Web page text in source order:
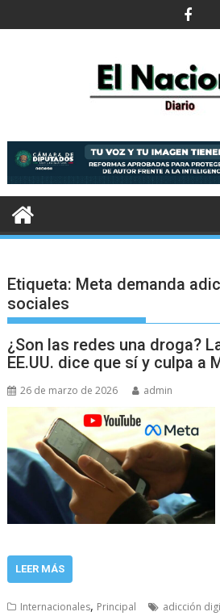
al
Etiqueta: Meta demanda
sociales
¿Son las redes una droga?
EE.UU. dice que sí y culpa a
26 de marzo de 2026 admin
LEER MÁS
Internacionales, Principal adicción